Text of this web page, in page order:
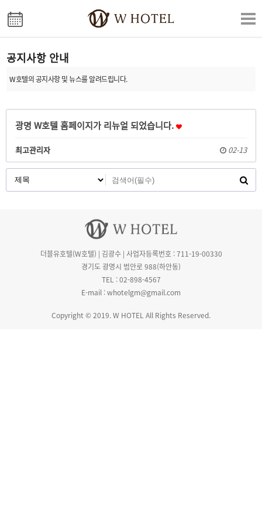
공지사항 안내
W호텔의 공지사항 및 뉴스를 알려드립니다.
광명 W호텔 홈페이지가 리뉴얼 되었습니다.
최고관리자 02-13
더블유호텔(W호텔) | 김광수 | 사업자등록번호 : 711-19-00330
경기도 광명시 범안로 988(하안동)
TEL : 02-898-4567
E-mail : whotelgm@gmail.com
Copyright © 2019. W HOTEL All Rights Reserved.